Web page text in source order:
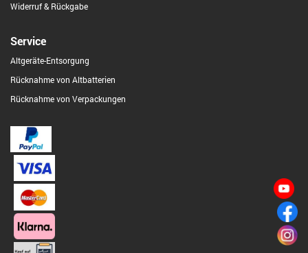
Widerruf & Rückgabe
Service
Altgeräte-Entsorgung
Rücknahme von Altbatterien
Rücknahme von Verpackungen